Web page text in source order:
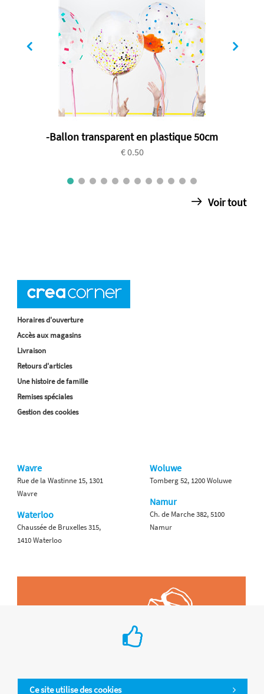
-Ballon transparent en plastique 50cm
€ 0.50
Voir tout
Ce site utilise des cookies
Horaires d'ouverture
Accès aux magasins
Livraison
Retours d'articles
Une histoire de famille
Remises spéciales
Gestion des cookies
Wavre
Rue de la Wastinne 15, 1301
Wavre
Waterloo
Chaussée de Bruxelles 315,
1410 Waterloo
Woluwe
Tomberg 52, 1200 Woluwe
Namur
Ch. de Marche 382, 5100
Namur